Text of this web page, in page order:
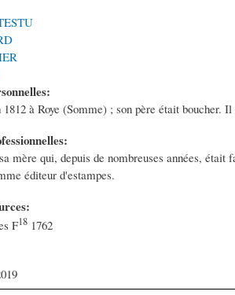
à Roye (Somme) ; son père était boucher.
mère qui, depuis de nombreuses années,
éditeur d'estampes.
F18 1762